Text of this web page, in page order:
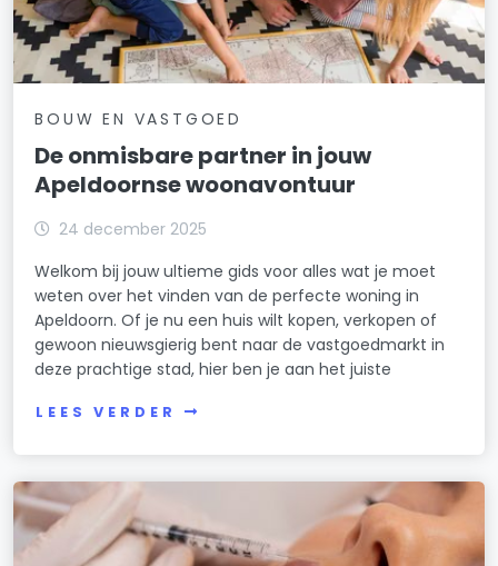
BOUW EN VASTGOED
De onmisbare partner in jouw
Apeldoornse woonavontuur
24 december 2025
Welkom bij jouw ultieme gids voor alles wat je moet
weten over het vinden van de perfecte woning in
Apeldoorn. Of je nu een huis wilt kopen, verkopen of
gewoon nieuwsgierig bent naar de vastgoedmarkt in
deze prachtige stad, hier ben je aan het juiste
LEES VERDER